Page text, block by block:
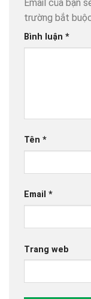
Email của bạn
trường bắt
Bình luận *
Tên *
Email *
Trang web